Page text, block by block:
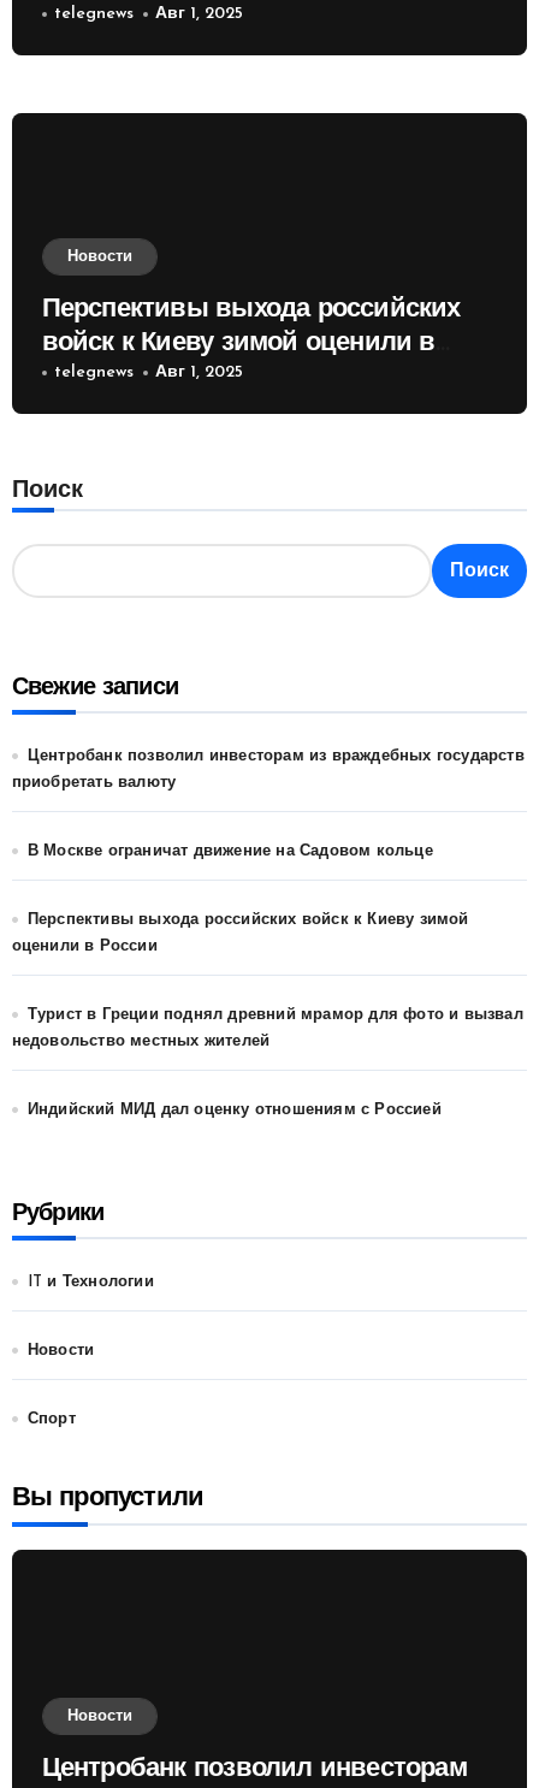
telegnews Авг 1, 2025
Новости
Перспективы выхода российских
войск к Киеву зимой оценили в
России
telegnews Авг 1, 2025
Поиск
Поиск
Свежие записи
Центробанк позволил инвесторам из враждебных государств
приобретать валюту
В Москве ограничат движение на Садовом кольце
Перспективы выхода российских войск к Киеву зимой
оценили в России
Турист в Греции поднял древний мрамор для фото и вызвал
недовольство местных жителей
Индийский МИД дал оценку отношениям с Россией
Рубрики
IT и Технологии
Новости
Спорт
Вы пропустили
Новости
Центробанк позволил инвесторам